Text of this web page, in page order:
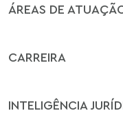
ÁREAS DE
CARREIRA
INTELIGÊNCIA